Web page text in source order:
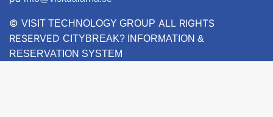
© VISIT TECHNOLOGY GROUP ALL RIGHTS
RESERVED CITYBREAK? INFORMATION &
RESERVATION SYSTEM